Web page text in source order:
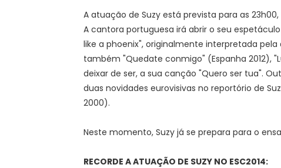
A atuação de Suzy está prevista para as
A cantora portuguesa irá abrir o seu
like a phoenix", originalmente interpretada
também "Quedate conmigo" (Espanha 2012),
deixar de ser, a sua canção "Quero ser tua".
duas novidades eurovisivas no reportório de
2000).
Neste momento, Suzy já se prepara para o
RECORDE A ATUAÇÃO DE SUZY NO ESC2014: